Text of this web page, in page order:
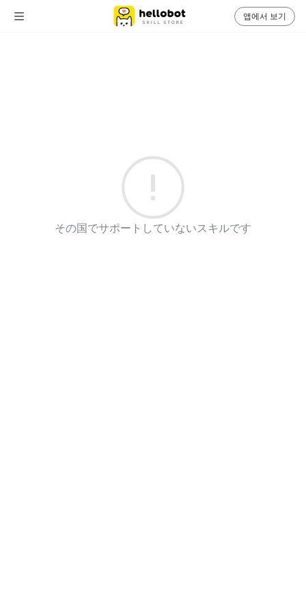
その国でサポートしていないスキルです
앱에서 보기